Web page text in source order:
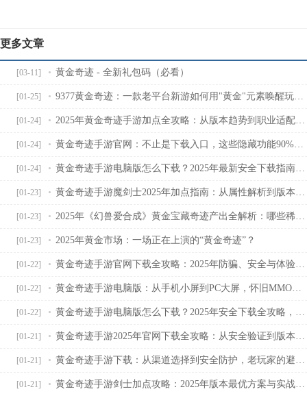
更多文章
[03-11] 黄金奇迹 - 全新礼包码（必看）
[01-25] 9377黄金奇迹：一款老平台新游如何用"黄金"元素唤醒玩家十年记忆？
[01-24] 2025年黄金奇迹手游加点全攻略：从版本趋势到职业适配，新手必看的属性分配指南
[01-24] 黄金奇迹手游官网：不止是下载入口，这些隐藏功能90%玩家不知道
[01-24] 黄金奇迹手游电脑版怎么下载？2025年最新安全下载指南，附模拟器选择与防坑技巧
[01-23] 黄金奇迹手游魔剑士2025年加点指南：从属性解析到版本适配的最优方案
[01-23] 2025年《幻兽爱合成》黄金宝藏奇迹产出全解析：哪些稀有道具值得蹲守？
[01-23] 2025年黄金市场：一场正在上演的“黄金奇迹”？
[01-22] 黄金奇迹手游官网下载全攻略：2025年防骗、安全与体验提升指南
[01-22] 黄金奇迹手游电脑版：从手机小屏到PC大屏，怀旧MMORPG的新打开方式
[01-22] 黄金奇迹手游电脑版怎么下载？2025年安全下载全攻略，避坑指南看这篇就够
[01-21] 黄金奇迹手游2025年官网下载全攻略：从安全验证到版本选择，一篇搞定
[01-21] 黄金奇迹手游下载：从渠道选择到安全防护，老玩家的避坑指南
[01-21] 黄金奇迹手游剑士加点攻略：2025年版本最优方案与实战适配指南